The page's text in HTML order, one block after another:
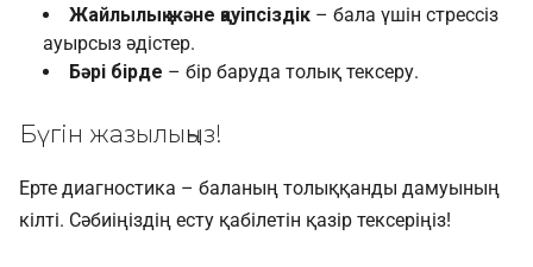
Жайлылық және қауіпсіздік – бала үшін стрессіз
ауырсыз әдістер.
Бәрі бірде – бір баруда толық тексеру.
Бүгін жазылыңыз!
Ерте диагностика – баланың толыққанды дамуының
кілті. Сәбиіңіздің есту қабілетін қазір тексеріңіз!